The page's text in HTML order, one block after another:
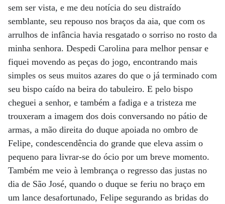
sem ser vista, e me deu notícia do seu distraído
semblante, seu repouso nos braços da aia, que com os
arrulhos de infância havia resgatado o sorriso no rosto da
minha senhora. Despedi Carolina para melhor pensar e
fiquei movendo as peças do jogo, encontrando mais
simples os seus muitos azares do que o já terminado com
seu bispo caído na beira do tabuleiro. E pelo bispo
cheguei a senhor, e também a fadiga e a tristeza me
trouxeram a imagem dos dois conversando no pátio de
armas, a mão direita do duque apoiada no ombro de
Felipe, condescendência do grande que eleva assim o
pequeno para livrar-se do ócio por um breve momento.
Também me veio à lembrança o regresso das justas no
dia de São José, quando o duque se feriu no braço em
um lance desafortunado, Felipe segurando as bridas do